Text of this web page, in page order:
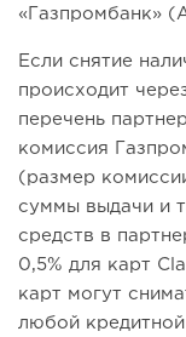
«Газпромбанк»
Если снятие
происходит
перечень
комиссия
(размер
суммы выдачи и
средств в
0,5% для карт
карт могут
любой